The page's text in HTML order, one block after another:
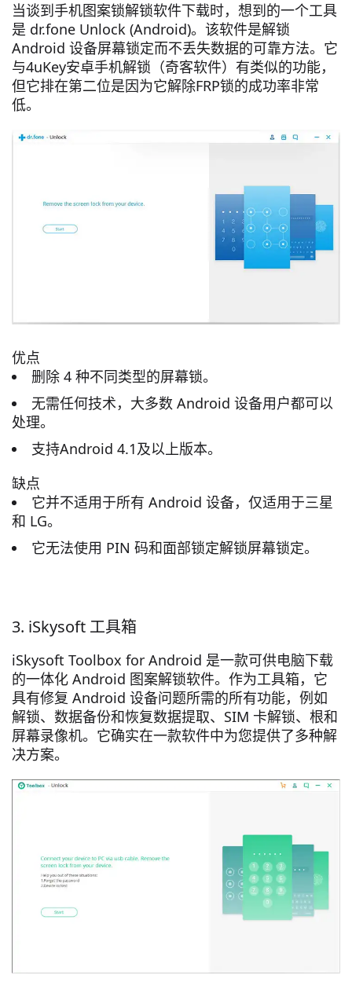
当谈到手机图案锁解锁软件下载时，想到的一个工具
是 dr.fone Unlock (Android)。该软件是解锁
Android 设备屏幕锁定而不丢失数据的可靠方法。它
与4uKey安卓手机解锁（奇客软件）有类似的功能，
但它排在第二位是因为它解除FRP锁的成功率非常
低。
优点
删除 4 种不同类型的屏幕锁。
无需任何技术，大多数 Android 设备用户都可以
处理。
支持Android 4.1及以上版本。
缺点
它并不适用于所有 Android 设备，仅适用于三星
和 LG。
它无法使用 PIN 码和面部锁定解锁屏幕锁定。
3. iSkysoft 工具箱
iSkysoft Toolbox for Android 是一款可供电脑下载
的一体化 Android 图案解锁软件。作为工具箱，它
具有修复 Android 设备问题所需的所有功能，例如
解锁、数据备份和恢复数据提取、SIM 卡解锁、根和
屏幕录​​像机。它确实在一款软件中为您提供了多种解
决方案。